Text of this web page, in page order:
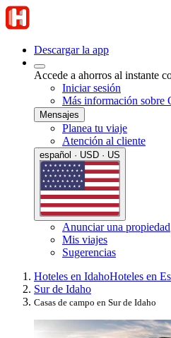
Descargar la app
Accede a ahorros al instante
Iniciar sesión
Más información sobre
Mensajes
Planea tu viaje
Atención al cliente
español · USD · US
Anunciar una propiedad
Mis viajes
Sugerencias
Hoteles en IdahoHoteles en
Sur de Idaho
Casas de campo en Sur de Idaho